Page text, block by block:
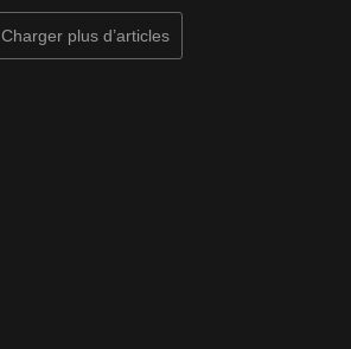
Charger plus d’articles